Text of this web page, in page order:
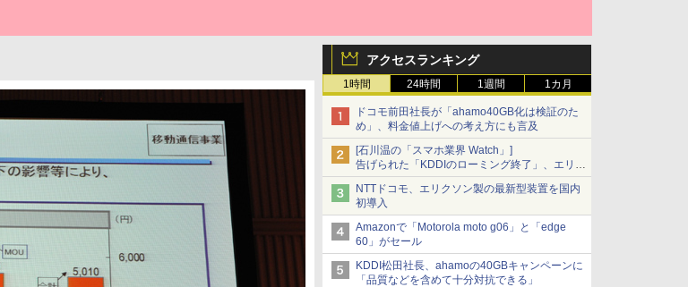
アクセスランキング
1時間 24時間 1週間 1カ月
ドコモ前田社長が「ahamo40GB化は検証のた
め」、料金値上げへの考え方にも言及
[石川温の「スマホ業界 Watch」]
告げられた「KDDIのローミング終了」、エリア
マップの落とし穴と楽天モバイルの課題
NTTドコモ、エリクソン製の最新型装置を国内
初導入
Amazonで「Motorola moto g06」と「edge
60」がセール
KDDI松田社長、ahamoの40GBキャンペーンに
「品質などを含めて十分対抗できる」